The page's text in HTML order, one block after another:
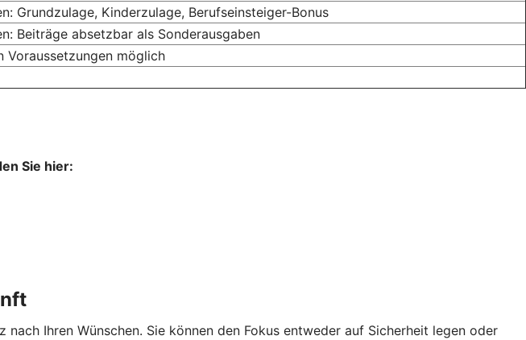
Grundzulage, Kinderzulage, Berufseinsteiger-Bonus
Beiträge absetzbar als Sonderausgaben
Voraussetzungen möglich
Sie hier:
Ihren Wünschen. Sie können den Fokus entweder auf Sicherheit legen oder